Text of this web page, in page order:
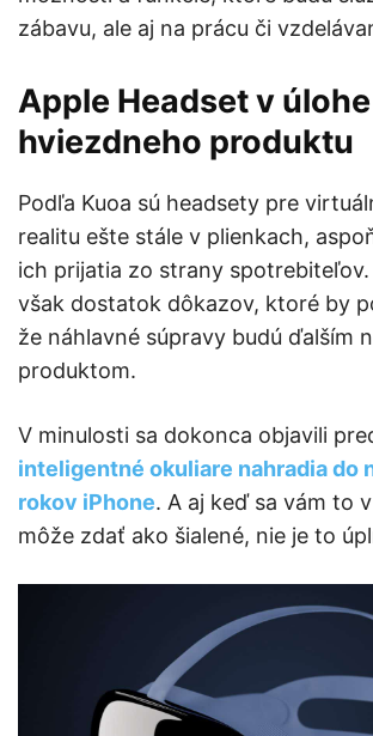
zábavu, ale aj na prácu či
Apple Headset v úlohe
hviezdneho produktu
Podľa Kuoa sú headsety pre
realitu ešte stále v plienkach,
ich prijatia zo strany
však dostatok dôkazov, ktoré by
že náhlavné súpravy budú ďalším
produktom.
V minulosti sa dokonca objavili
inteligentné okuliare nahradia do
rokov iPhone. A aj keď sa vám to
môže zdať ako šialené, nie je to